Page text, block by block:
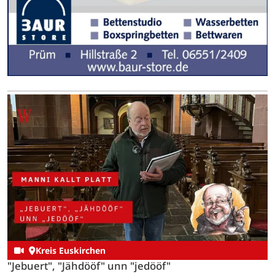
Kreis Euskirchen
"Jebuert", "Jähdööf" unn "jedööf"